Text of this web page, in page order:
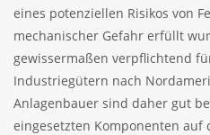
eines potenziellen Risikos von
mechanischer Gefahr erfüllt
gewissermaßen verpflichtend
Industriegütern nach
Anlagenbauer sind daher gut
eingesetzten Komponenten auf